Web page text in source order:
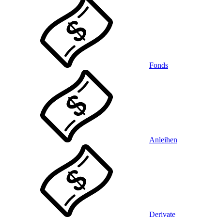
Fonds
Anleihen
Derivate